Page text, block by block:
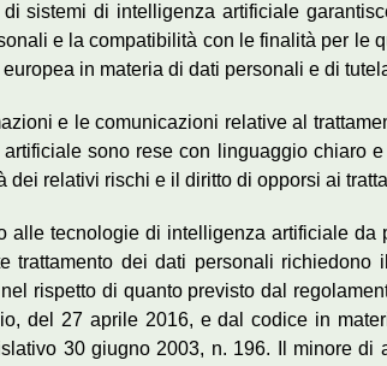
di sistemi di intelligenza artificiale
e la compatibilità con le finalità per le
europea in materia di dati personali e di
e le comunicazioni relative al
sono rese con linguaggio chiaro
dei relativi rischi e il diritto di opporsi ai
alle tecnologie di intelligenza artificiale
trattamento dei dati personali
rispetto di quanto previsto dal
del 27 aprile 2016, e dal codice in
30 giugno 2003, n. 196. Il minore di